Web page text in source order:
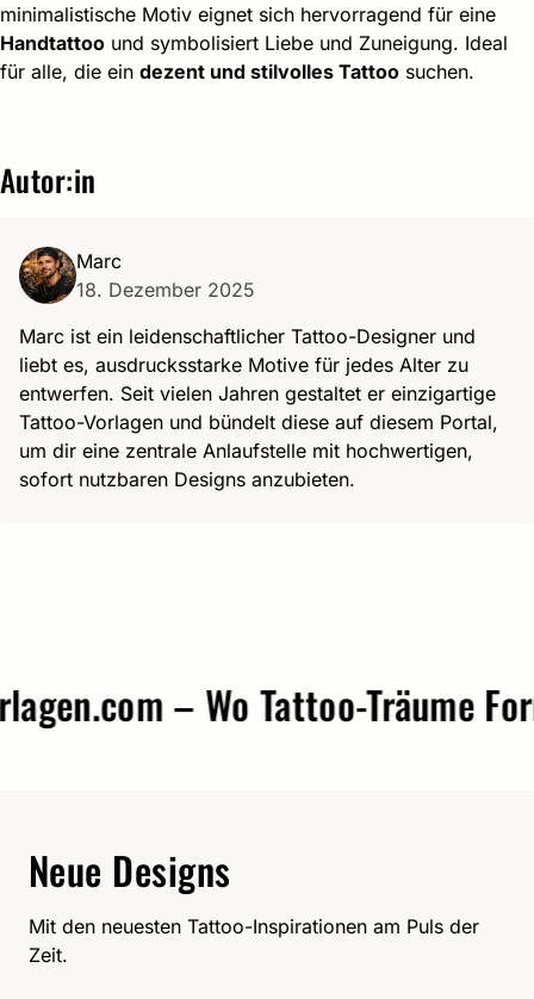
minimalistische Motiv eignet sich hervorragend für eine
Handtattoo und symbolisiert Liebe und Zuneigung. Ideal
für alle, die ein dezent und stilvolles Tattoo suchen.
Autor:in
Marc
18. Dezember 2025
Marc ist ein leidenschaftlicher Tattoo-Designer und
liebt es, ausdrucksstarke Motive für jedes Alter zu
entwerfen. Seit vielen Jahren gestaltet er einzigartige
Tattoo-Vorlagen und bündelt diese auf diesem Portal,
um dir eine zentrale Anlaufstelle mit hochwertigen,
sofort nutzbaren Designs anzubieten.
– Wo Tattoo-Träume Form
Neue Designs
Mit den neuesten Tattoo-Inspirationen am Puls der
Zeit.